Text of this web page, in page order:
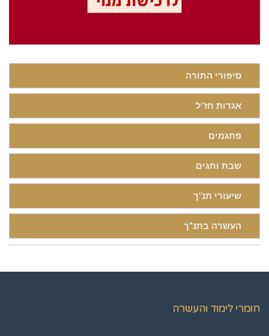
סיפורי התורה
אגדות חז"ל
פתגמים
שבת וחגים
שיעורי תנ"ך
העשרה בתנ”ך
חומרי לימוד והעשרה